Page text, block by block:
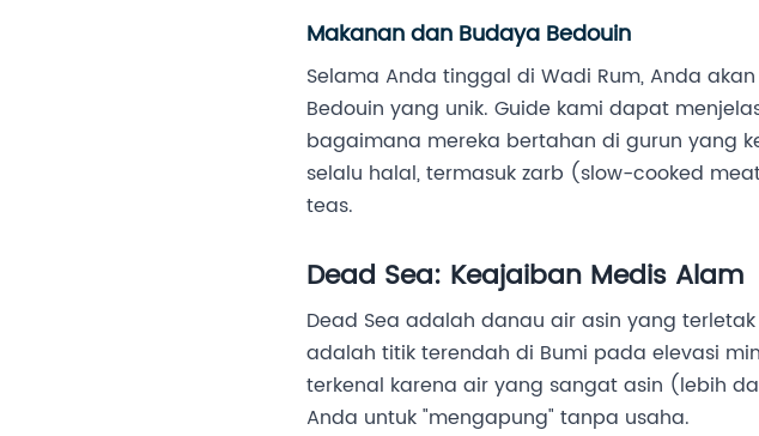
Makanan dan Budaya Bedouin
Selama Anda tinggal di Wadi Rum, Anda
Bedouin yang unik. Guide kami dapat
bagaimana mereka bertahan di gurun yang
selalu halal, termasuk zarb (slow-cooked
teas.
Dead Sea: Keajaiban Medis Alam
Dead Sea adalah danau air asin yang
adalah titik terendah di Bumi pada elevasi
terkenal karena air yang sangat asin (lebih
Anda untuk "mengapung" tanpa usaha.